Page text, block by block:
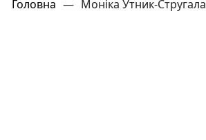
Головна — Моніка Утник-Стругала